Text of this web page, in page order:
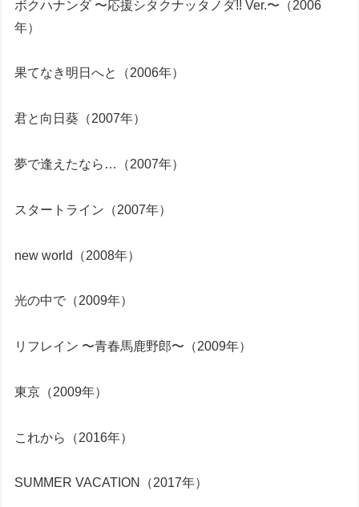
ボクハナンダ 〜応援シタクナッタノダ!! Ver.〜（2006
年）
果てなき明日へと（2006年）
君と向日葵（2007年）
夢で逢えたなら…（2007年）
スタートライン（2007年）
new world（2008年）
光の中で（2009年）
リフレイン 〜青春馬鹿野郎〜（2009年）
東京（2009年）
これから（2016年）
SUMMER VACATION（2017年）